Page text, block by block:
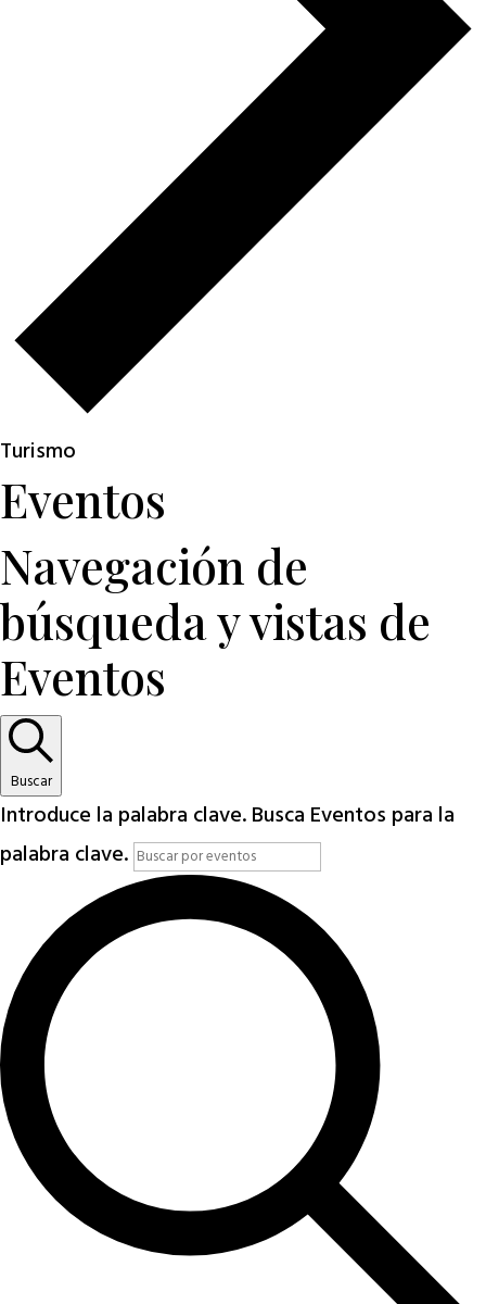
Turismo
Eventos
Navegación de
búsqueda y vistas de
Eventos
Buscar
Introduce la palabra clave. Busca Eventos para la
palabra clave.